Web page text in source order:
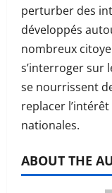
perturber des
développés
nombreux
s’interroger sur
se nourrissent
replacer
nationales.
ABOUT THE